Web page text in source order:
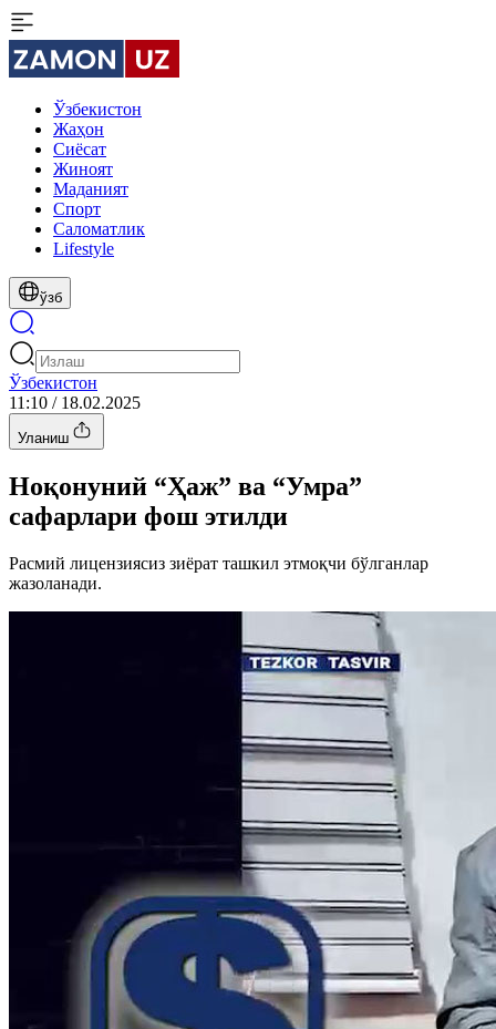
Ўзбекистон
Жаҳон
Сиёсат
Жиноят
Маданият
Спорт
Cаломатлик
Lifestyle
ўзб
Ўзбекистон
11:10 / 18.02.2025
Уланиш
Ноқонуний “Ҳаж” ва “Умра”
сафарлари фош этилди
Расмий лицензиясиз зиёрат ташкил этмоқчи бўлганлар
жазоланади.